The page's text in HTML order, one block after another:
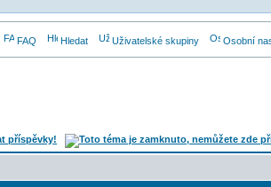
FAQ Hledat Uživatelské skupiny Osobní